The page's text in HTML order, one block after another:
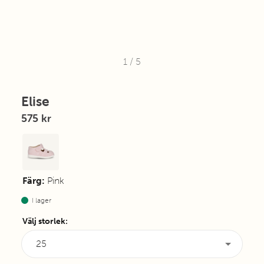
1 / 5
Elise
575 kr
Färg: Pink
I lager
Välj storlek:
25